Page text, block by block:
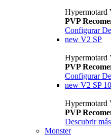
Hypermotard
PVP
Configurar
new V2 SP
Hypermotard
PVP
Configurar
new V2 SP
Hypermotard
PVP
Descubrir más
Monster